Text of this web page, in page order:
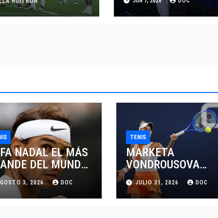
EXIGE COBRO.
NADAL EL MÁS
DEL MUNDO
TENIS
3, 2026 DOC
TENIS
MARKETA
VONDROUSOVA
SANCIONADA POR
CUATRO AÑOS
JULIO 31, 2026 DOC